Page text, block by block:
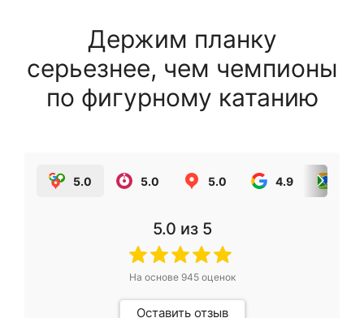
Держим планку
серьезнее, чем чемпионы
по фигурному катанию
5.0 5.0 5.0 4.9
5.0 из 5
На основе 945оценок
Оставить отзыв